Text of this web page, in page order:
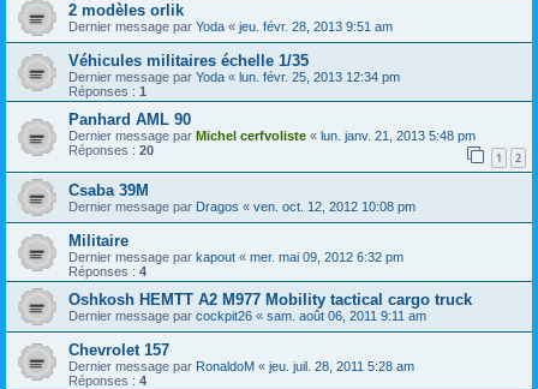
2 modèles orlik
Dernier message par Yoda « jeu. févr. 28, 2013 9:51 am
Véhicules militaires échelle 1/35
Dernier message par Yoda « lun. févr. 25, 2013 12:34 pm
Réponses : 1
Panhard AML 90
Dernier message par Michel cerfvoliste « lun. janv. 21, 2013 5:48 pm
Réponses : 20 1 2
Csaba 39M
Dernier message par Dragos « ven. oct. 12, 2012 10:08 pm
Militaire
Dernier message par kapout « mer. mai 09, 2012 6:32 pm
Réponses : 4
Oshkosh HEMTT A2 M977 Mobility tactical cargo truck
Dernier message par cockpit26 « sam. août 06, 2011 9:11 am
Chevrolet 157
Dernier message par RonaldoM « jeu. juil. 28, 2011 5:28 am
Réponses : 4